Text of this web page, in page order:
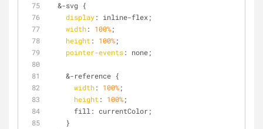
  &-svg {
display: inline-flex;
width: 100%;
height : 100%;
pointer-events: none;
    &-reference {
width: 100%;
height : 100%;
      fill: currentColor;
    }